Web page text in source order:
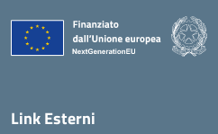
Link Esterni